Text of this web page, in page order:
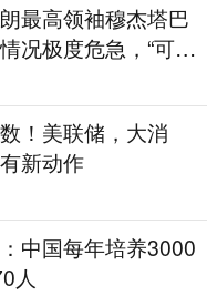
最高领袖穆杰塔巴
况极度危急，“可能
！美联储，大消
新动作
中国每年培养3000
人